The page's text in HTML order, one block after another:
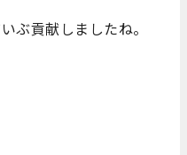
ぶ貢献しましたね。